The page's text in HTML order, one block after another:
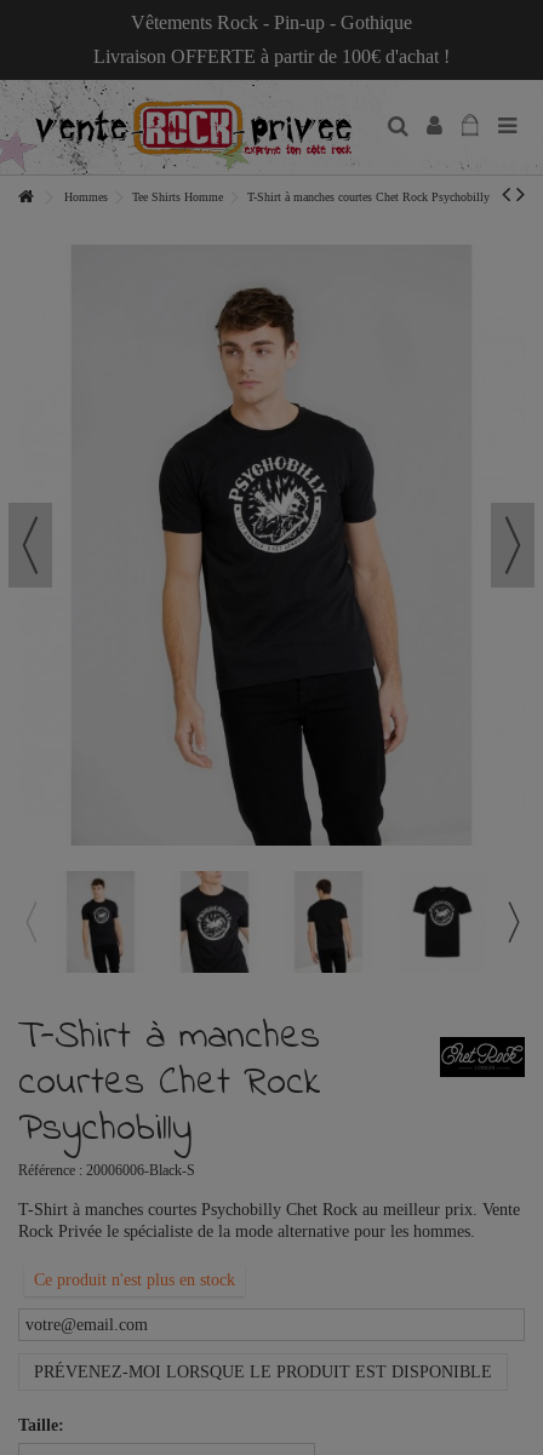
Vêtements Rock - Pin-up - Gothique
Livraison OFFERTE à partir de 100€ d'achat !
Hommes Tee Shirts Homme T-Shirt à manches courtes Chet Rock Psychobilly
T-Shirt à manches
courtes Chet Rock
Psychobilly
Référence : 20006006-Black-S
T-Shirt à manches courtes Psychobilly Chet Rock au meilleur prix. Vente
Rock Privée le spécialiste de la mode alternative pour les hommes.
Ce produit n'est plus en stock
PRÉVENEZ-MOI LORSQUE LE PRODUIT EST DISPONIBLE
Taille: